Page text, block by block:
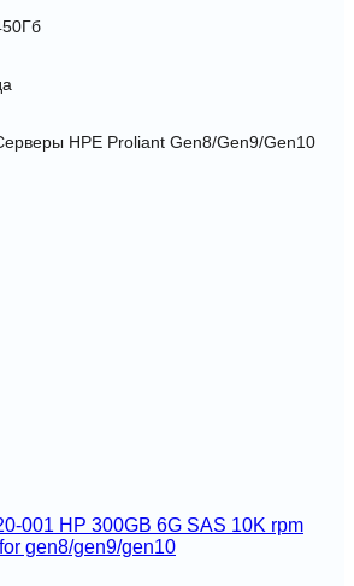
HPE Proliant Gen8/Gen9/Gen10
001 HP 300GB 6G SAS 10K rpm
gen8/gen9/gen10